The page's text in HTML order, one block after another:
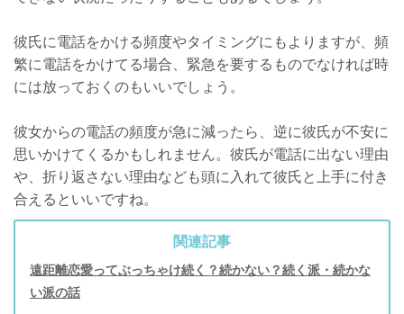
彼氏に電話をかける頻度やタイミングにもよりますが、頻
繁に電話をかけてる場合、緊急を要するものでなければ時
には放っておくのもいいでしょう。
彼女からの電話の頻度が急に減ったら、逆に彼氏が不安に
思いかけてくるかもしれません。彼氏が電話に出ない理由
や、折り返さない理由なども頭に入れて彼氏と上手に付き
合えるといいですね。
関連記事
遠距離恋愛ってぶっちゃけ続く？続かない？続く派・続かな
い派の話